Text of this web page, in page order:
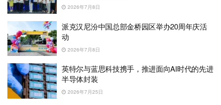
2026年7月8日
派克汉尼汾中国总部金桥园区举办20周年庆活
动
2026年7月8日
英特尔与蓝思科技携手，推进面向AI时代的先进
半导体封装
2026年7月25日